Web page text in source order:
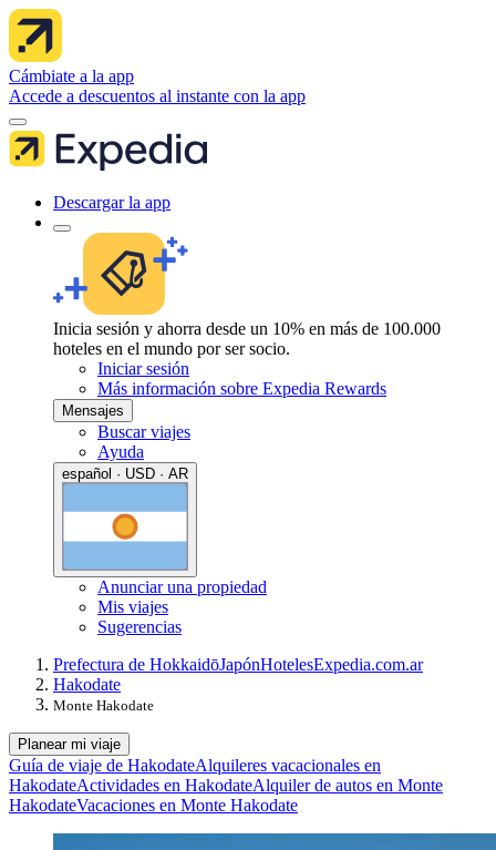
Cámbiate a la app
Accede a descuentos al instante con la app
Descargar la app
Inicia sesión y ahorra desde un 10% en más de 100.000
hoteles en el mundo por ser socio.
Iniciar sesión
Más información sobre Expedia Rewards
Mensajes
Buscar viajes
Ayuda
español · USD · AR
Anunciar una propiedad
Mis viajes
Sugerencias
Prefectura de HokkaidōJapónHotelesExpedia.com.ar
Hakodate
Monte Hakodate
Planear mi viaje
Guía de viaje de HakodateAlquileres vacacionales en
HakodateActividades en HakodateAlquiler de autos en Monte
HakodateVacaciones en Monte Hakodate